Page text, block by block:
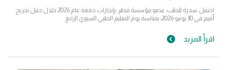
احتفل سدرة للطب، عضو مؤسسة قطر، بإنجازات دفعة عام 2026 خلال حفل تخريج
أقيم في 30 يونيو 2026، بمناسبة يوم التعليم الطبي السنوي الرابع.
اقرأ المزيد